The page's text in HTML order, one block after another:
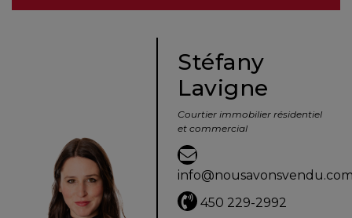
Évaluation
Stéfany
Lavigne
Courtier immobilier résidentiel
et commercial
450 229-2992